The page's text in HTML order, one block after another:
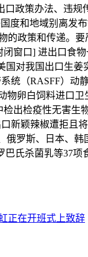
政策办法、违
度和地域别离
的政策和传递。
口] 进出口食
对我国出口生
统（RASFF）
卵白饲料进口
出检疫性无害
颖辣椒遭拒且
罗斯、日本、
杀菌乳等37项
正在开班式上致辞